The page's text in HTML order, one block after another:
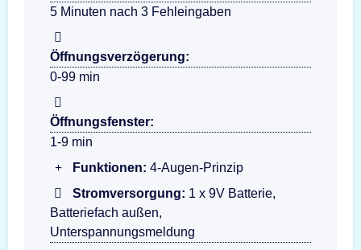
5 Minuten nach 3 Fehleingaben
Öffnungsverzögerung:
0-99 min
Öffnungsfenster:
1-9 min
Funktionen: 4-Augen-Prinzip
Stromversorgung: 1 x 9V Batterie,
Batteriefach außen,
Unterspannungsmeldung